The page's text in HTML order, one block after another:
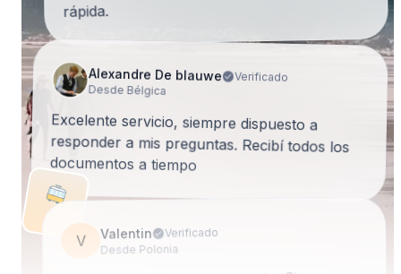
rápida.
Alexandre De blauwe Verificado
Desde Bélgica
Excelente servicio, siempre dispuesto a
responder a mis preguntas. Recibí todos los
documentos a tiempo
V Valentin Verificado
Desde Polonia